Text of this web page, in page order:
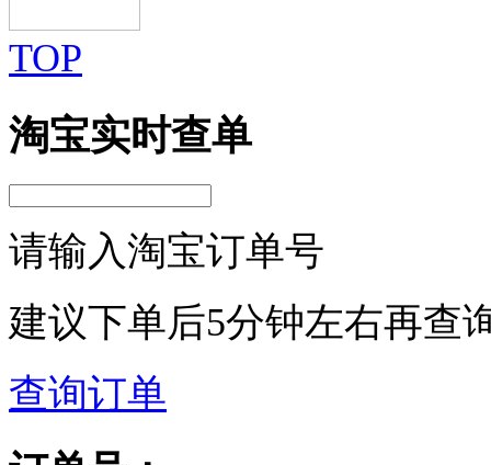
TOP
淘宝实时查单
请输入淘宝订单号
建议下单后5分钟左右再查
查询订单